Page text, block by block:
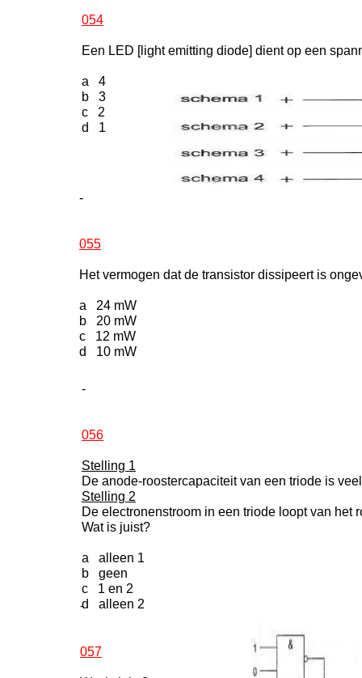
054
Een LED [light emitting diode] dient op een
a 4
b 3
c 2
d 1
-
055
Het vermogen dat de transistor dissipeert is
a 24 mW
b 20 mW
c 12 mW
d 10 mW
-
056
Stelling 1
De anode-roostercapaciteit van een triode is
Stelling 2
De electronenstroom in een triode loopt van het
Wat is juist?
a alleen 1
b geen
c 1 en 2
d alleen 2
-
057